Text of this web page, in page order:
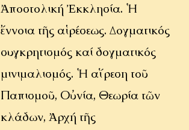
Ἀποστολική Ἐκκλησία. Ἡ
ἔννοια τῆς αἱρέσεως. Δογματικός
συγκρητισμός καί δογματικός
μινιμαλισμός. Ἡ αἵρεση τοῦ
Παπισμοῦ, Οὐνία, Θεωρία τῶν
κλάδων, Ἀρχή τῆς